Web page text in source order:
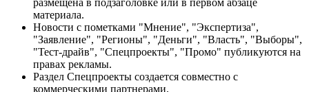
материала.
Новости с пометками "Мнение", "Экспертиза",
"Заявление", "Регионы", "Деньги", "Власть", "Выборы",
"Тест-драйв", "Спецпроекты", "Промо" публикуются на
правах рекламы.
Раздел Спецпроекты создается совместно с
коммерческими партнерами.